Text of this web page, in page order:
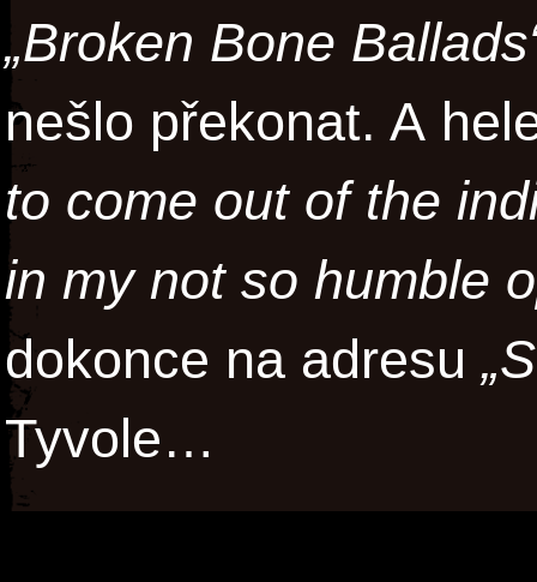
„Broken Bone
nešlo překonat. A
to come out of the
in my not so humble
dokonce na adresu
Tyvole…